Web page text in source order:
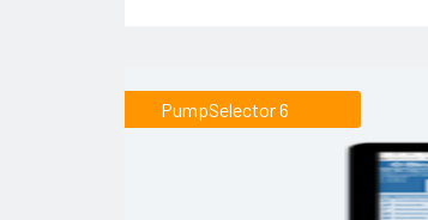
PumpSelector 6